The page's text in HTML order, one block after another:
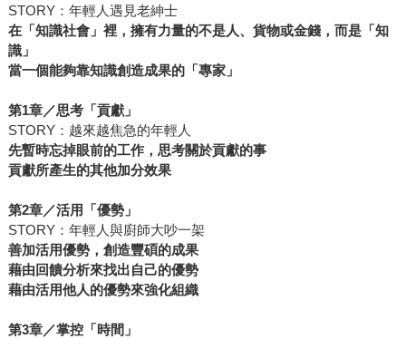
STORY：年輕人遇見老紳士
在「知識社會」裡，擁有力量的不是人、貨物或金錢，而是「知
識」
當一個能夠靠知識創造成果的「專家」
第1章／思考「貢獻」
STORY：越來越焦急的年輕人
先暫時忘掉眼前的工作，思考關於貢獻的事
貢獻所產生的其他加分效果
第2章／活用「優勢」
STORY：年輕人與廚師大吵一架
善加活用優勢，創造豐碩的成果
藉由回饋分析來找出自己的優勢
藉由活用他人的優勢來強化組織
第3章／掌控「時間」